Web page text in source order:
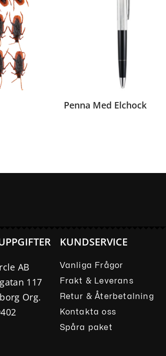
Penna Med Elchock
AB
117
Org.
KUNDSERVICE
Vanliga Frågor
Frakt & Leverans
Retur & Återbetalning
Kontakta oss
Spåra paket